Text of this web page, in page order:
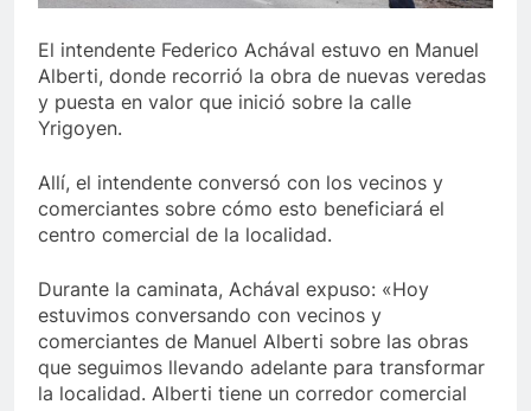
El intendente Federico Achával estuvo en Manuel
Alberti, donde recorrió la obra de nuevas veredas
y puesta en valor que inició sobre la calle
Yrigoyen.
Allí, el intendente conversó con los vecinos y
comerciantes sobre cómo esto beneficiará el
centro comercial de la localidad.
Durante la caminata, Achával expuso: «Hoy
estuvimos conversando con vecinos y
comerciantes de Manuel Alberti sobre las obras
que seguimos llevando adelante para transformar
la localidad. Alberti tiene un corredor comercial